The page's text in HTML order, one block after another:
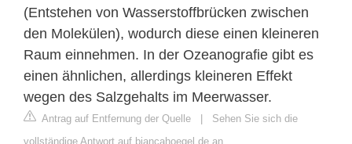
(Entstehen von Wasserstoffbrücken zwischen
den Molekülen), wodurch diese einen kleineren
Raum einnehmen. In der Ozeanografie gibt es
einen ähnlichen, allerdings kleineren Effekt
wegen des Salzgehalts im Meerwasser.
Antrag auf Entfernung der Quelle | Sehen Sie sich die
vollständige Antwort auf biancahoegel.de an